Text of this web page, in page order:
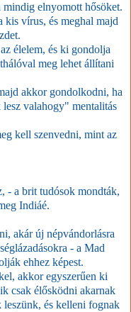
elnyomott hősöket.
kis vírus, és meghal majd
élelem, és ki gondolja
meg lehet állítani
akkor gondolkodni, ha
valahogy" mentalitás
kell szenvedni, mint az
- a brit tudósok mondták,
Indiáé.
akár új népvándorlásra
- a Mad
ehhez képest.
akkor egyszerűen ki
csak élősködni akarnak
leszünk, és kelleni fognak